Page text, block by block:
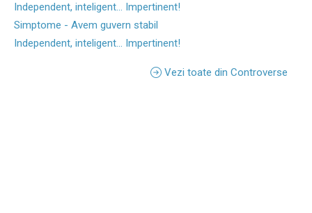
Independent, inteligent... Impertinent!
Simptome - Avem guvern stabil
Independent, inteligent... Impertinent!
Vezi toate din Controverse